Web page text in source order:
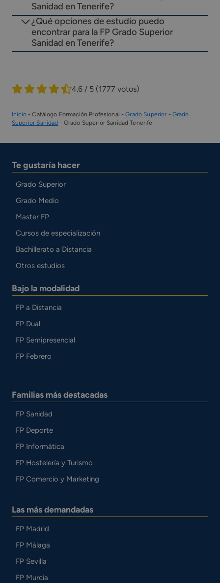
Sanidad en Tenerife?
¿Qué opciones de estudio puedo
encontrar para la FP Grado Superior
Sanidad en Tenerife?
4.6 / 5 (1777 votos)
Inicio-Catálogo Formación Profesional -Grado Superior - Grado
Superior Sanidad - Grado Superior Sanidad Tenerife
Te gustaría hacer
Grado Superior
Grado Medio
Master FP
Cursos de especialización
Bachillerato a Distancia
Otros estudios
Bajo la modalidad
FP a Distancia
FP Dual
FP Semipresencial
FP Febrero
Familias más destacadas
FP Sanidad
FP Deporte
FP Informática
FP Hostelería y Turismo
FP Comercio y Marketing
Las más demandadas
FP Madrid
FP Málaga
FP Sevilla
FP Murcia